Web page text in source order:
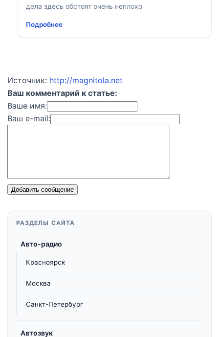
дела здесь обстоят очень неплохо
Подробнее
Источник: http://magnitola.net
Ваш комментарий к статье:
Ваше имя:
Ваш e-mail:
Добавить сообщение
РАЗДЕЛЫ САЙТА
Авто-радио
Красноярск
Москва
Санкт-Петербург
Автозвук